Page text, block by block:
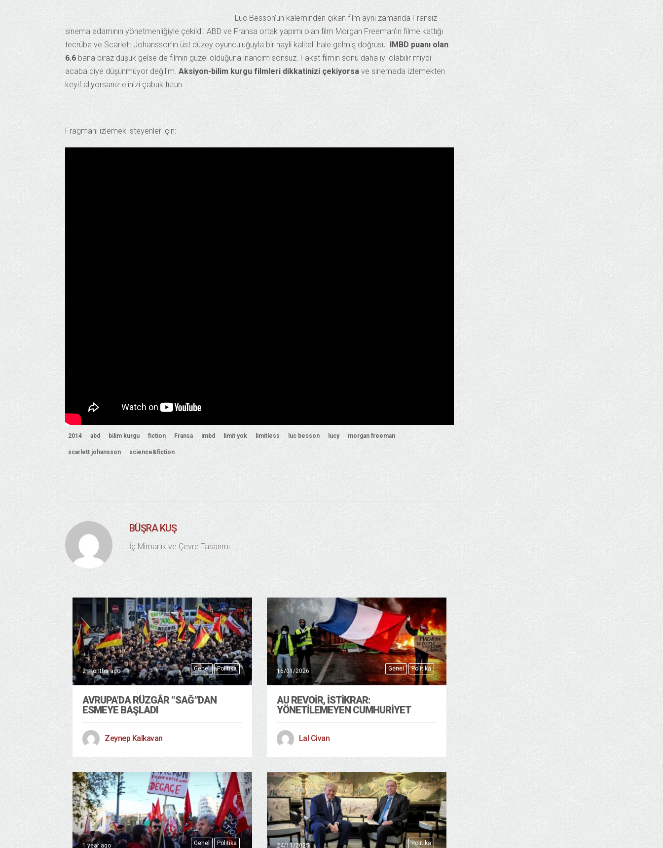
Luc Besson’un kaleminden çıkan film aynı zamanda Fransız
sinema adamının yönetmenliğiyle çekildi. ABD ve Fransa ortak yapımı olan film Morgan Freeman’ın filme kattığı
tecrübe ve Scarlett Johansson’ın üst düzey oyunculuğuyla bir hayli kaliteli hale gelmiş doğrusu. IMBD puanı olan
6.6 bana biraz düşük gelse de filmin güzel olduğuna inancım sonsuz. Fakat filmin sonu daha iyi olabilir miydi
acaba diye düşünmüyor değilim. Aksiyon-bilim kurgu filmleri dikkatinizi çekiyorsa ve sinemada izlemekten
keyif alıyorsanız elinizi çabuk tutun.
Fragmanı izlemek isteyenler için:
2014 abd bilim kurgu fiction Fransa imbd limit yok limitless luc besson lucy morgan freeman
scarlett johansson science&fiction
BÜŞRA KUŞ
İç Mimarlık ve Çevre Tasarımı
Genel Politika
2 months ago
AVRUPA’DA RÜZGÂR “SAĞ”DAN
ESMEYE BAŞLADI
Zeynep Kalkavan
Genel Politika
16/01/2026
AU REVOIR, İSTIKRAR:
YÖNETILEMEYEN CUMHURIYET
Lal Civan
Genel Politika
1 year ago Politika
24/11/2025